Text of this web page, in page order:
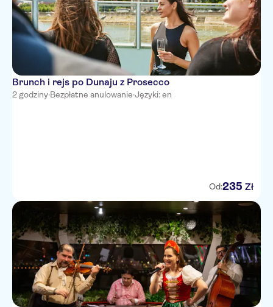
Brunch i rejs po Dunaju z Prosecco
2 godziny·Bezpłatne anulowanie·Języki: en
Od:235 Zł